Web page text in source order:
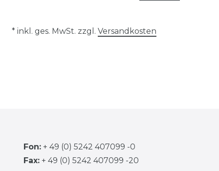
* inkl. ges. MwSt. zzgl. Versandkosten
Fon: + 49 (0) 5242 407099 -0
Fax: + 49 (0) 5242 407099 -20